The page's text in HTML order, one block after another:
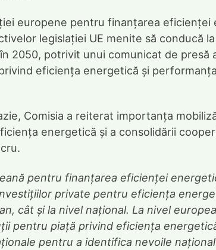
europene pentru finanțarea
legislației UE menite să conducă
2050, potrivit unui comunicat de presă
eficiența energetică și
Comisia a reiterat importanța
energetică și a consolidării
pentru finanțarea eficienței
private pentru eficiența
cât și la nivel național. La nivel
pentru piață privind eficiența
pentru a identifica nevoile